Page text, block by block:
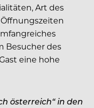
Art des
Besucher des
eine hohe
österreich“ in den